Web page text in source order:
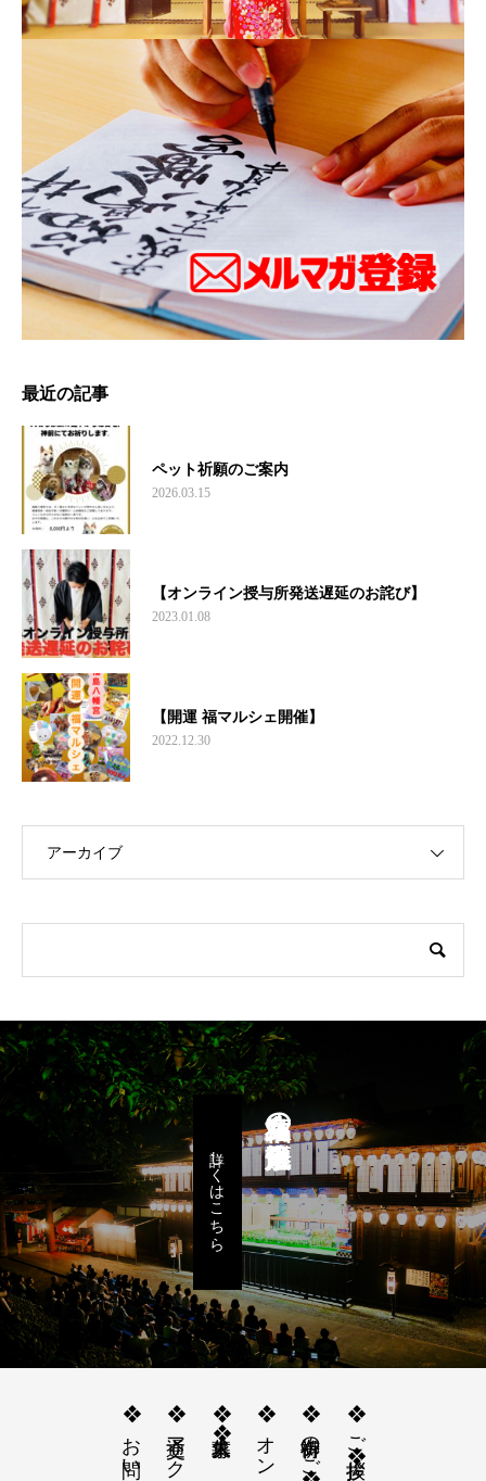
最近の記事
ペット祈願のご案内
2026.03.15
【オンライン授与所発送遅延のお詫び】
2023.01.08
【開運 福マルシェ開催】
2022.12.30
アーカイブ
八女福島の燈籠人形
詳しくはこちら
❖ご挨拶❖
❖御祈祷のご案内❖
❖求人募集❖